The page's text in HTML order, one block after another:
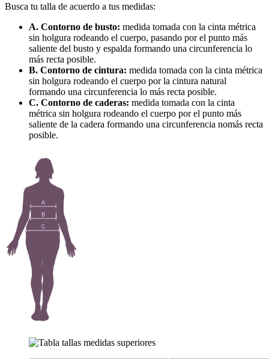
Busca tu talla de acuerdo a tus medidas:
A. Contorno de busto: medida tomada con la cinta métrica
sin holgura rodeando el cuerpo, pasando por el punto más
saliente del busto y espalda formando una circunferencia lo
más recta posible.
B. Contorno de cintura: medida tomada con la cinta métrica
sin holgura rodeando el cuerpo por la cintura natural
formando una circunferencia lo más recta posible.
C. Contorno de caderas: medida tomada con la cinta
métrica sin holgura rodeando el cuerpo por el punto más
saliente de la cadera formando una circunferencia nomás recta
posible.